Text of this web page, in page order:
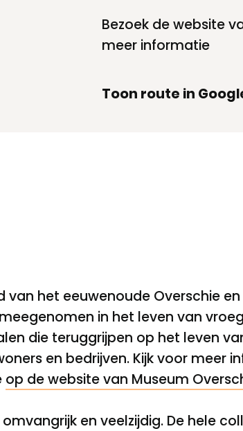
Bezoek de website
meer informatie
Toon route in
het eeuwenoude Overschie
in het leven van
die teruggrijpen op het leven
en bedrijven. Kijk voor meer
op de website van Museum
en veelzijdig. De hele